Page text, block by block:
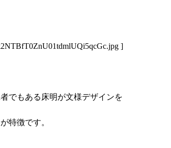
]
でもある床明が文様デザインを
特徴です。